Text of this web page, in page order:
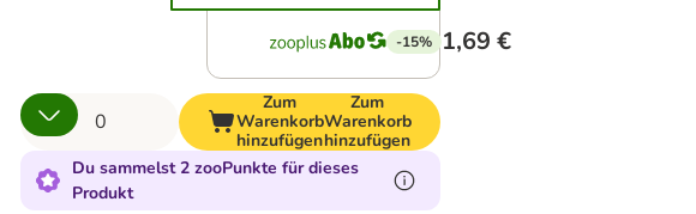
-15% 1,69 €
Zum
Warenkorb
hinzufügen
Zum
Warenkorb
hinzufügen
Du sammelst 2 zooPunkte für dieses
Produkt